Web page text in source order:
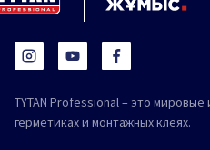
TYTAN Professional – это
герметиках и монтажных клеях.